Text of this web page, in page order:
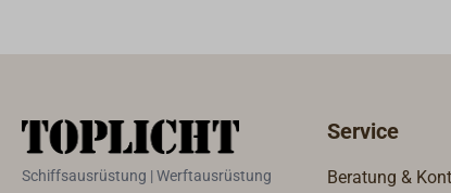
Schiffsausrüstung | Werftausrüstung
Service
Beratung &